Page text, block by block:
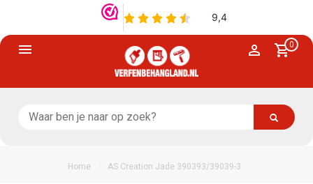
0
Home AS Creation Jade 390393/39039-3